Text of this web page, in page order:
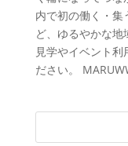
内で初の働く・集
ど、ゆるやかな地
見学やイベント利
ださい。